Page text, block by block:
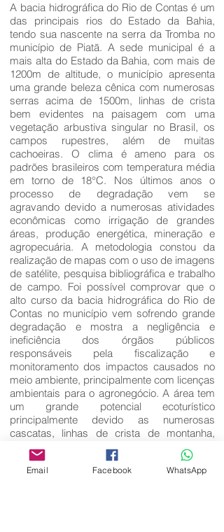
A bacia hidrográfica do Rio de Contas é um
das principais rios do Estado da Bahia,
tendo sua nascente na serra da Tromba no
município de Piatã. A sede municipal é a
mais alta do Estado da Bahia, com mais de
1200m de altitude, o município apresenta
uma grande beleza cênica com numerosas
serras acima de 1500m, linhas de crista
bem evidentes na paisagem com uma
vegetação arbustiva singular no Brasil, os
campos rupestres, além de muitas
cachoeiras. O clima é ameno para os
padrões brasileiros com temperatura média
em torno de 18°C. Nos últimos anos o
processo de degradação vem se
agravando devido a numerosas atividades
econômicas como irrigação de grandes
áreas, produção energética, mineração e
agropecuária. A metodologia constou da
realização de mapas com o uso de imagens
de satélite, pesquisa bibliográfica e trabalho
de campo. Foi possível comprovar que o
alto curso da bacia hidrográfica do Rio de
Contas no município vem sofrendo grande
degradação e mostra a negligência e
ineficiência dos órgãos públicos
responsáveis pela fiscalização e
monitoramento dos impactos causados no
meio ambiente, principalmente com licenças
ambientais para o agronegócio. A área tem
um grande potencial ecoturístico
principalmente devido as numerosas
cascatas, linhas de crista de montanha,
cachoeiras e trilhas nas serras com grande
beleza cênica, além do clima tropical de
altitude ideal para descansar e aproveitar o
Email Facebook WhatsApp